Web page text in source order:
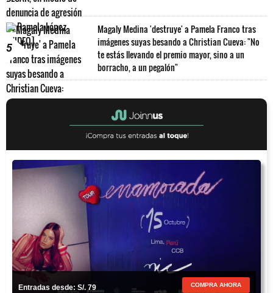
5
Magaly Medina 'destruye' a Pamela Franco tras
imágenes suyas besando a Christian Cueva: "No
te estás llevando el premio mayor, sino a un
borracho, a un pegalón"
Entradas desde: S/. 79 COMPRA AHORA